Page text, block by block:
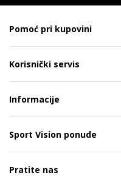
Pomoć pri kupovini
Korisnički servis
Informacije
Sport Vision ponude
Pratite nas